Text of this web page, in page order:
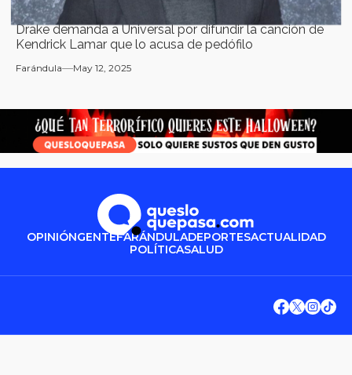
Drake demanda a Universal por difundir la canción de
Kendrick Lamar que lo acusa de pedófilo
Farándula May 12, 2025
OPINIÓNGENTEFARÁNDULADEPORTESACTUALIDAD
POLÍTICASALUD